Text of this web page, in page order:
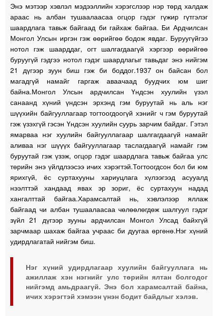
Энэ мэтээр хэвлэл мэдээллийн хэрэгслээр нэр төрд халдаж
араас нь албан тушаалаасаа огцор гэдэг гүжир гүтгэлэг
шаардлага тавьж байгаад би гайхаж байгаа. Би Ардчилсан
Монгол Улсын иргэн гэж өөрийгөө бодож явдаг. Буруугүйгээ
нотол гэж шаарддаг, огт шалгагдаагүй хэргээр өөрийгөө
буруугүй гэдгээ нотол гэдэг шаардлагыг тавьдаг энэ нийгэм
21 дүгээр зуун биш гэж би боддог.1937 он байсан бол
магадгүй намайг гаргаж аваачаад буудчих юм шиг
байна.Монгол Улсын ардчилсан Үндсэн хуулийн үзэл
санаанд хүний үндсэн эрхэнд гэм буруутай нь аль нэг
шүүхийн байгууллагаар тогтоогдоогүй хэнийг ч гэм буруутай
гэж үзэхгүй гэсэн Үндсэн хуулийн суурь зарчим байдаг. Гэтэл
ямарваа нэг хуулийн байгууллагаар шалгагдаагүй намайг
аливаа нэг шүүүх байгууллагаар таслагдаагүй намайг гэм
буруутай гэж үзэж, огцор гэдэг шаардлага тавьж байгаа улс
төрийн энэ үйлдлээсээ ичих хэрэгтэй.Тогтоогдсон бол би юм
ярихгүй, ёс суртахууны хариуцлага хүлээгээд асууалд
нээлттэй хандаад явах эр зориг, ёс суртахуун надад
хангалттай байгаа.Харамсалтай нь, хэвлэлээр яллаж
байгаад чи албан тушаалаасаа чөлөөлөгдөж шалгуул гэдэг
зүйл 21 дүгээр зууны ардчилсан Монгол Улсад байхгүй
зарчмаар шахаж байгаа учраас би дуугаа өргөнө.Нэг хүний
удирдлагатай нийгэм биш.
Нэг хүний удирдлагаар хуулийн байгууллага нь
ажиллаж хэн нэгнийг улс төрийн ялтан болгодог
нийгэмд амьдраагүй. Энэ бол харамсалтай байна,
ичих хэрэгтэй хэмээн үнэн бодит байдлыг хэлэв.